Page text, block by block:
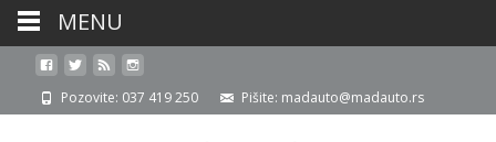
Pozovite: 037 419 250 Pišite: madauto@madauto.rs
MENU